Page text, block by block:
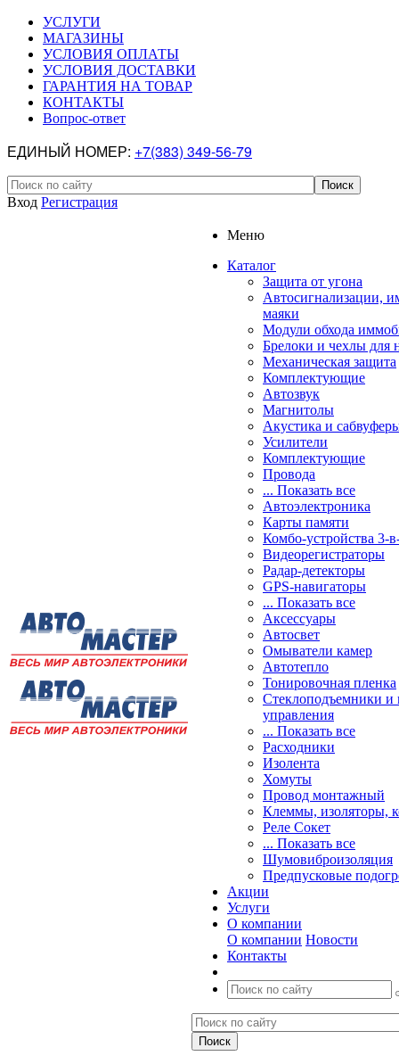
УСЛУГИ
МАГАЗИНЫ
УСЛОВИЯ ОПЛАТЫ
УСЛОВИЯ ДОСТАВКИ
ГАРАНТИЯ НА ТОВАР
КОНТАКТЫ
Вопрос-ответ
ЕДИНЫЙ НОМЕР: +7(383) 349-56-79
Вход Регистрация
Меню
Каталог
Защита от угона
Автосигнализации,
маяки
Модули обхода
Брелоки и чехлы для
Механическая защита
Комплектующие
Автозвук
Магнитолы
Акустика и
Усилители
Комплектующие
Провода
... Показать все
Автоэлектроника
Карты памяти
Комбо-устройства 3-
Видеорегистраторы
Радар-детекторы
GPS-навигаторы
... Показать все
Аксессуары
Автосвет
Омыватели камер
Автотепло
Тонировочная пленка
Стеклоподъемники и
управления
... Показать все
Расходники
Изолента
Хомуты
Провод монтажный
Клеммы, изоляторы,
Реле Сокет
... Показать все
Шумовиброизоляция
Предпусковые
Акции
Услуги
О компании
О компании Новости
Контакты